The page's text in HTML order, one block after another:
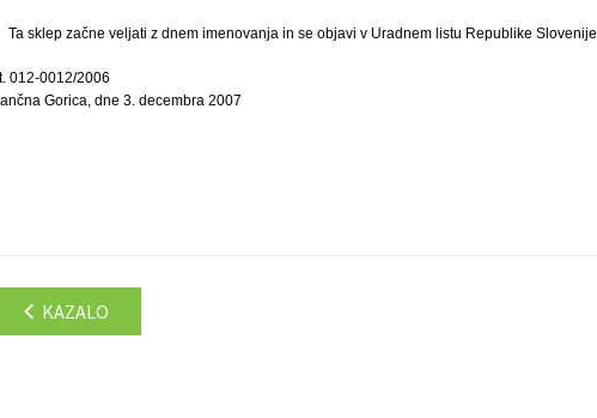
Ta sklep začne veljati z dnem imenovanja in se objavi v Uradnem listu Republike Slovenije.
012-0012/2006
Gorica, dne 3. decembra 2007
KAZALO